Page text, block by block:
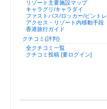
リゾート主要施設マップ
キャラグリ/キャラダイ
ファストパス/ロッカー/ピントレ
アクセス・リゾート内移動手段
香港旅行ガイド
クチコミ(評判)
全クチコミ一覧
クチコミ投稿 [要ログイン]